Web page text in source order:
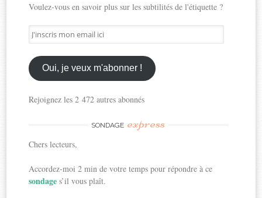
Voulez-vous en savoir plus sur les subtilités de l'étiquette ?
J'inscris
mon
email
ici
Oui, je veux m'abonner !
Rejoignez les 2 472 autres abonnés
SONDAGE express
Chers lecteurs,
Accordez-moi 2 min de votre temps pour répondre à ce
sondages’il vous plaît.